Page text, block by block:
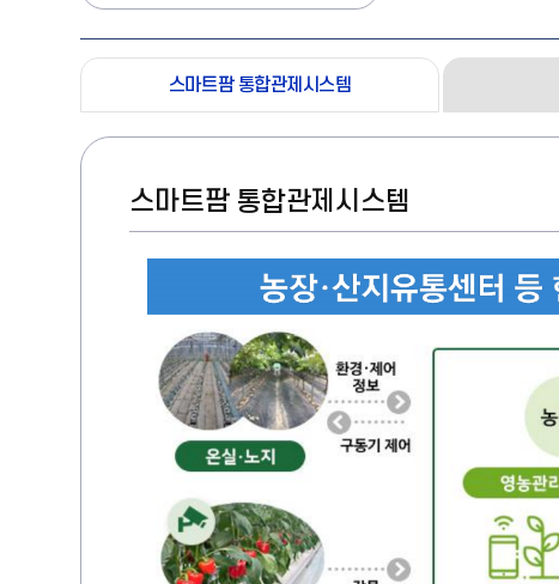
스마트팜 통합관제시스템
스마트팜 통합관제시스템